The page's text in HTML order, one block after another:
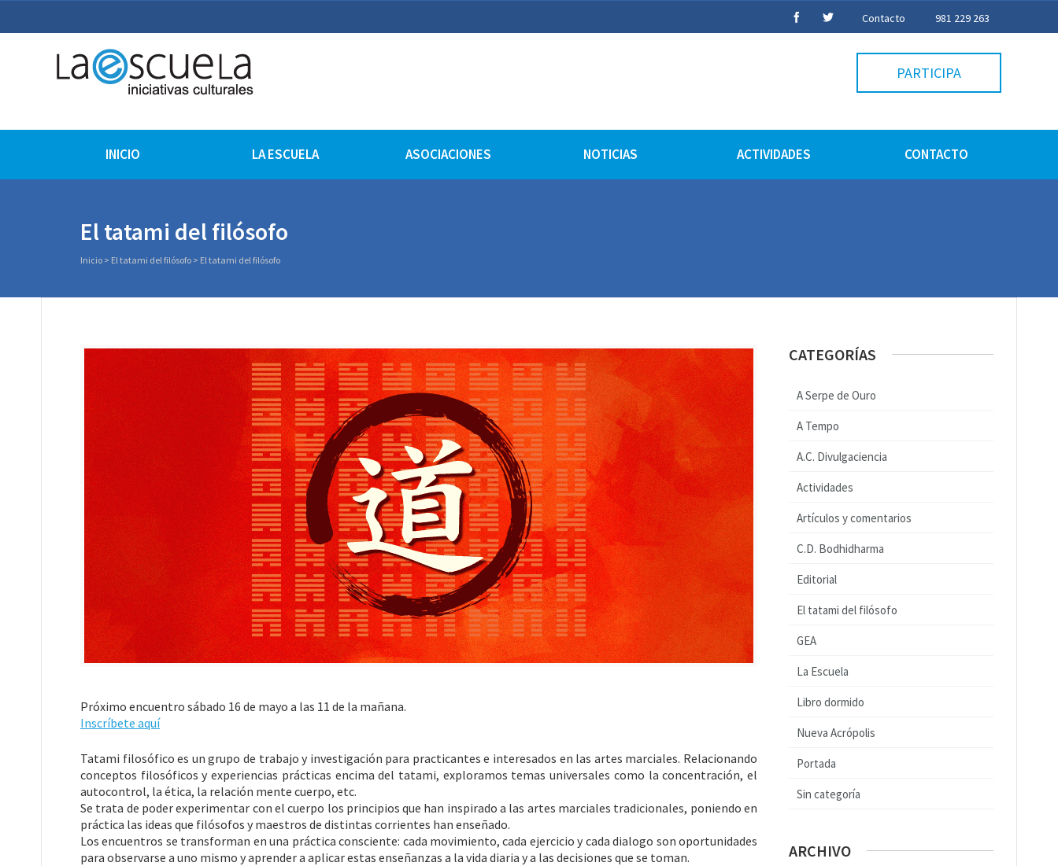
Contacto 981 229 263
La Escuela Iniciativas Culturales PARTICIPA
INICIO LA ESCUELA ASOCIACIONES NOTICIAS ACTIVIDADES CONTACTO
El tatami del filósofo
Inicio > El tatami del filósofo > El tatami del filósofo
Próximo encuentro sábado 16 de mayo a las 11 de la mañana.
Inscríbete aquí
Tatami filosófico es un grupo de trabajo y investigación para practicantes e interesados en las artes marciales. Relacionando
conceptos filosóficos y experiencias prácticas encima del tatami, exploramos temas universales como la concentración, el
autocontrol, la ética, la relación mente cuerpo, etc.
Se trata de poder experimentar con el cuerpo los principios que han inspirado a las artes marciales tradicionales, poniendo en
práctica las ideas que filósofos y maestros de distintas corrientes han enseñado.
Los encuentros se transforman en una práctica consciente: cada movimiento, cada ejercicio y cada dialogo son oportunidades
para observarse a uno mismo y aprender a aplicar estas enseñanzas a la vida diaria y a las decisiones que se toman.
CATEGORÍAS
A Serpe de Ouro
A Tempo
A.C. Divulgaciencia
Actividades
Artículos y comentarios
C.D. Bodhidharma
Editorial
El tatami del filósofo
GEA
La Escuela
Libro dormido
Nueva Acrópolis
Portada
Sin categoría
ARCHIVO